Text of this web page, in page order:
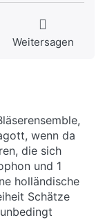
Weitersagen
wenn da
die sich
und 1
holländische
Schätze